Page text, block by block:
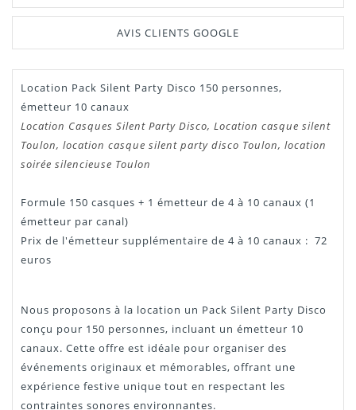
AVIS CLIENTS GOOGLE
Location Pack Silent Party Disco 150 personnes,
émetteur 10 canaux
Location Casques Silent Party Disco, Location casque silent
Toulon, location casque silent party disco Toulon, location
soirée silencieuse Toulon
Formule 150 casques + 1 émetteur de 4 à 10 canaux (1
émetteur par canal)
Prix de l'émetteur supplémentaire de 4 à 10 canaux : 72
euros
Nous proposons à la location un Pack Silent Party Disco
conçu pour 150 personnes, incluant un émetteur 10
canaux. Cette offre est idéale pour organiser des
événements originaux et mémorables, offrant une
expérience festive unique tout en respectant les
contraintes sonores environnantes.